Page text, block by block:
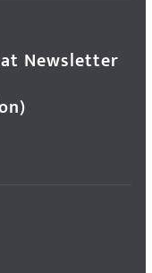
Newsletter